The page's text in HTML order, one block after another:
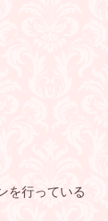
を行っている